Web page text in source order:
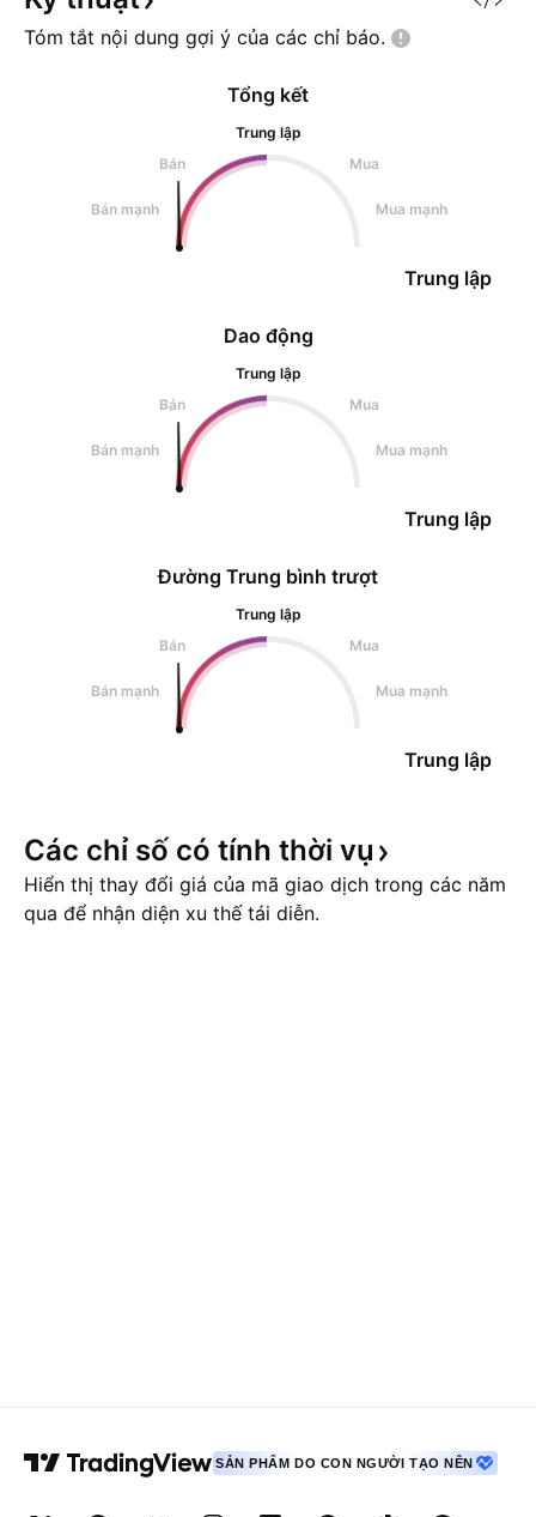
Tóm tắt nội dung gợi ý của các chỉ báo.
Dao động
Trung lập
Bán
Mua
Bán mạnh Mua mạnh
Trung lập
Tổng kết
Trung lập
Bán
Mua
Bán mạnh Mua mạnh
Trung lập
Đường Trung bình trượt
Trung lập
Bán
Mua
Bán mạnh Mua mạnh
Trung lập
Các chỉ số có tính thời vụ
Hiển thị thay đổi giá của mã giao dịch trong các năm
qua để nhận diện xu thế tái diễn.
SẢN PHẨM DO CON NGƯỜI TẠO NÊN